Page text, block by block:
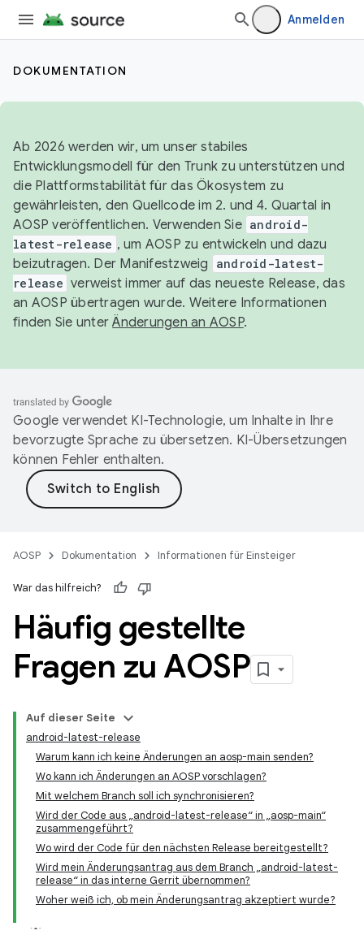
Anmelden
DOKUMENTATION
Ab 2026 werden wir, um unser stabiles
Entwicklungsmodell für den Trunk zu unterstützen und
die Plattformstabilität für das Ökosystem zu
gewährleisten, den Quellcode im 2. und 4. Quartal in
AOSP veröffentlichen. Verwenden Sie android-
latest-release , um AOSP zu entwickeln und dazu
beizutragen. Der Manifestzweig
android-latest-
release verweist immer auf das neueste Release, das
an AOSP übertragen wurde. Weitere Informationen
finden Sie unterÄnderungen an AOSP.
Google verwendet KI-Technologie, um Inhalte in Ihre
bevorzugte Sprache zu übersetzen. KI-Übersetzungen
können Fehler enthalten.
AOSP Dokumentation Informationen für Einsteiger
War das hilfreich?
Häufig gestellte
Fragen zu AOSP
Auf dieser Seite
android-latest-release
Warum kann ich keine Änderungen an aosp-main senden?
Wo kann ich Änderungen an AOSP vorschlagen?
Mit welchem Branch soll ich synchronisieren?
Wird der Code aus „android-latest-release“ in „aosp-main“
zusammengeführt?
Wo wird der Code für den nächsten Release bereitgestellt?
Wird mein Änderungsantrag aus dem Branch „android-latest-
release“ in das interne Gerrit übernommen?
Woher weiß ich, ob mein Änderungsantrag akzeptiert wurde?